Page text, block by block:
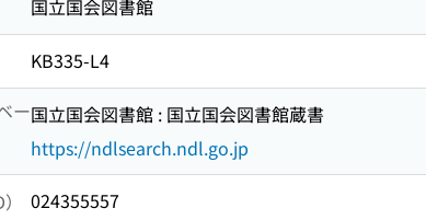
国立国会図書館
KB335-L4
ー国立国会図書館 : 国立国会図書館蔵書
https://ndlsearch.ndl.go.jp
024355557